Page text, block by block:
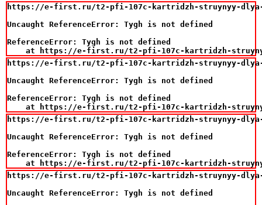
https://e-first.ru/t2-pfi-107c-kartridzh-struynyy-dlya-
Uncaught ReferenceError: Tygh is not defined
ReferenceError: Tygh is not defined
at https://e-first.ru/t2-pfi-107c-kartridzh-
https://e-first.ru/t2-pfi-107c-kartridzh-struynyy-dlya-
Uncaught ReferenceError: Tygh is not defined
ReferenceError: Tygh is not defined
at https://e-first.ru/t2-pfi-107c-kartridzh-
https://e-first.ru/t2-pfi-107c-kartridzh-struynyy-dlya-
Uncaught ReferenceError: Tygh is not defined
ReferenceError: Tygh is not defined
at https://e-first.ru/t2-pfi-107c-kartridzh-
https://e-first.ru/t2-pfi-107c-kartridzh-struynyy-dlya-
Uncaught ReferenceError: Tygh is not defined